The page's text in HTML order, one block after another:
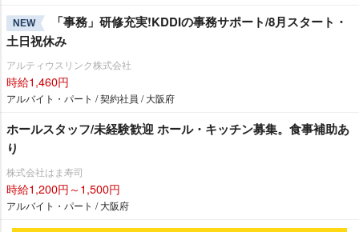
NEW
「事務」研修充実!KDDIの事務サポート/8月スタート・
土日祝休み
アルティウスリンク株式会社
時給1,460円
アルバイト・パート / 契約社員 / 大阪府
ホールスタッフ/未経験歓迎 ホール・キッチン募集。食事補助あ
り
株式会社はま寿司
時給1,200円～1,500円
アルバイト・パート / 大阪府